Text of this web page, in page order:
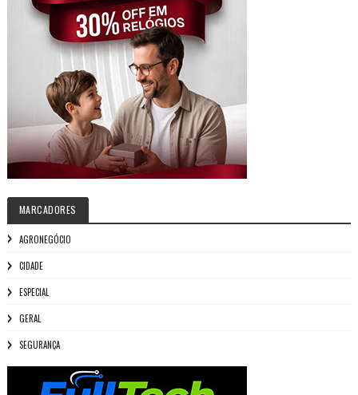
MARCADORES
AGRONEGÓCIO
CIDADE
ESPECIAL
GERAL
SEGURANÇA